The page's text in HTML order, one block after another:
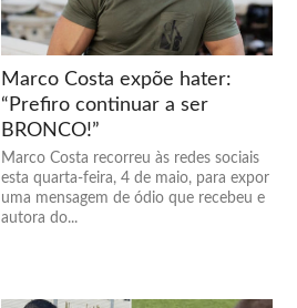
Marco Costa expõe hater:
“Prefiro continuar a ser
BRONCO!”
Marco Costa recorreu às redes sociais
esta quarta-feira, 4 de maio, para expor
uma mensagem de ódio que recebeu e
autora do...